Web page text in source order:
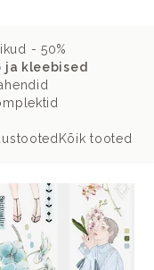
- 50%
ja kleebised
Kõik tooted